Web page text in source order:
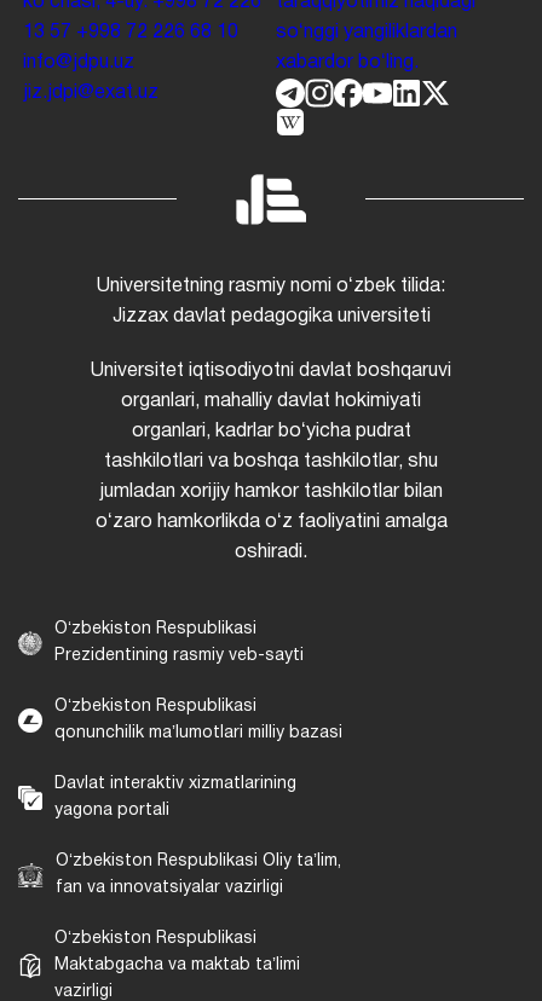
13 57 +998 72 226 68 10
info@jdpu.uz
jiz.jdpi@exat.uz
soʻnggi yangiliklardan
xabardor boʻling.
Universitetning rasmiy nomi oʻzbek tilida:
Jizzax davlat pedagogika universiteti
Universitet iqtisodiyotni davlat boshqaruvi
organlari, mahalliy davlat hokimiyati
organlari, kadrlar boʻyicha pudrat
tashkilotlari va boshqa tashkilotlar, shu
jumladan xorijiy hamkor tashkilotlar bilan
oʻzaro hamkorlikda oʻz faoliyatini amalga
oshiradi.
Oʻzbekiston Respublikasi
Prezidentining rasmiy veb-sayti
Oʻzbekiston Respublikasi
qonunchilik maʼlumotlari milliy bazasi
Davlat interaktiv xizmatlarining
yagona portali
Oʻzbekiston Respublikasi Oliy taʼlim,
fan va innovatsiyalar vazirligi
Oʻzbekiston Respublikasi
Maktabgacha va maktab taʼlimi
vazirligi